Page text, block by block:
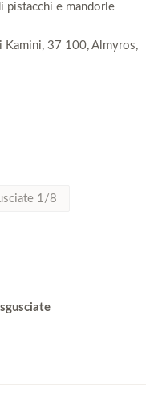
pistacchi e mandorle
Kamini, 37 100, Almyros,
1/8